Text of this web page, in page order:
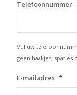
Telefoonnummer
Vul uw
geen haakjes, spaties
E-mailadres *